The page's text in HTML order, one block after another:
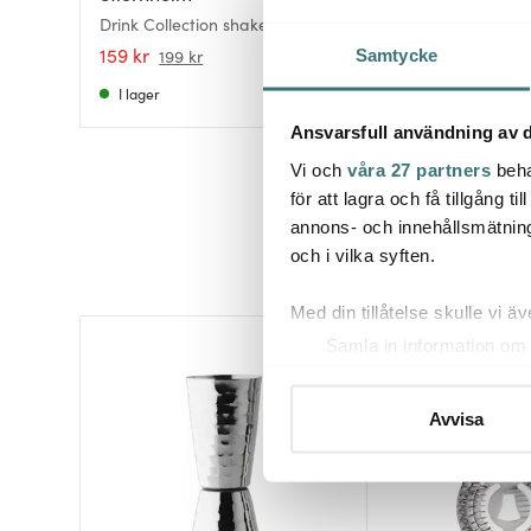
Samtycke
Ansvarsfull användning av
Vi och våra 27 partners
för att lagra och få tillgång
annons- och
och i vilka syften.
Med din tillåtelse skulle vi
Samla in information
eller dra tillbaka ditt
Vi använder cookies för att
att vi kan analysera vår
Avvisa
Drink Collection shaker 75 cl
blankt stål
159 kr 199 kr
I lager
179 kr
I lager